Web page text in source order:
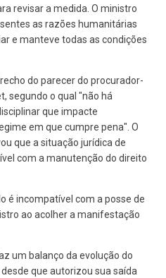
revisar a medida. O ministro
as razões humanitárias
e manteve todas as condições
do parecer do procurador-
segundo o qual "não há
que impacte
em que cumpre pena". O
que a situação jurídica de
com a manutenção do direito
é incompatível com a posse de
ao acolher a manifestação
um balanço da evolução do
que autorizou sua saída